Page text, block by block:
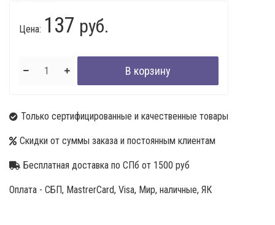
Цена: 137 руб.
Только сертифицированные и качественные товары
Скидки от суммы заказа и постоянным клиентам
Бесплатная доставка по СПб от 1500 руб
Оплата - СБП, MastrerCard, Visa, Мир, наличные, ЯК